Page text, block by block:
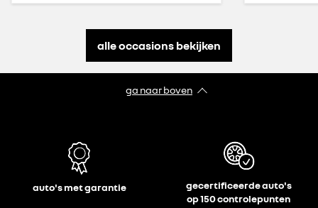
alle occasions bekijken
ga naar boven
auto's met garantie
gecertificeerde auto's
op 150 controlepunten